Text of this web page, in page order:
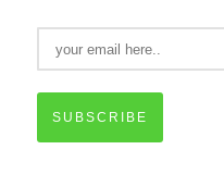
SUBSCRIBE